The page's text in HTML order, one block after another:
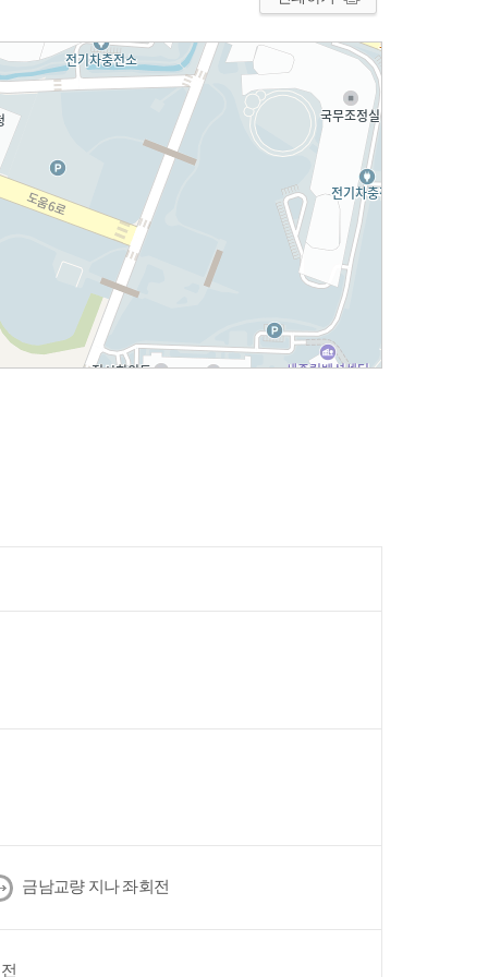
금남교량 지나 좌회전